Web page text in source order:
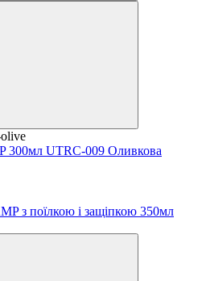
300мл UTRC-009 Оливкова